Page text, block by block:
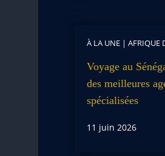
À LA UNE| AFRIQUE
Voyage au
des meilleures
spécialisées
11 juin 2026